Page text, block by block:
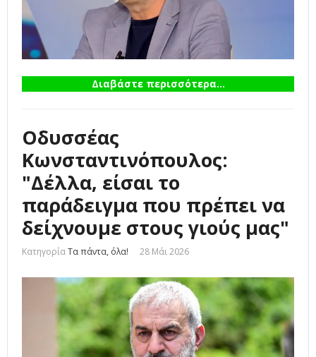
Διαβάστε περισσότερα...
Οδυσσέας
Κωνσταντινόπουλος:
"Δέλλα, είσαι το
παράδειγμα που πρέπει να
δείχνουμε στους γιούς μας"
ΚατηγορίαΤα πάντα, όλα! 28 Μάι 2026